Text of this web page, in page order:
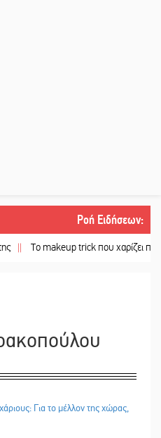
Ροή Ειδήσεων:
Το makeup trick που χαρίζει πιο